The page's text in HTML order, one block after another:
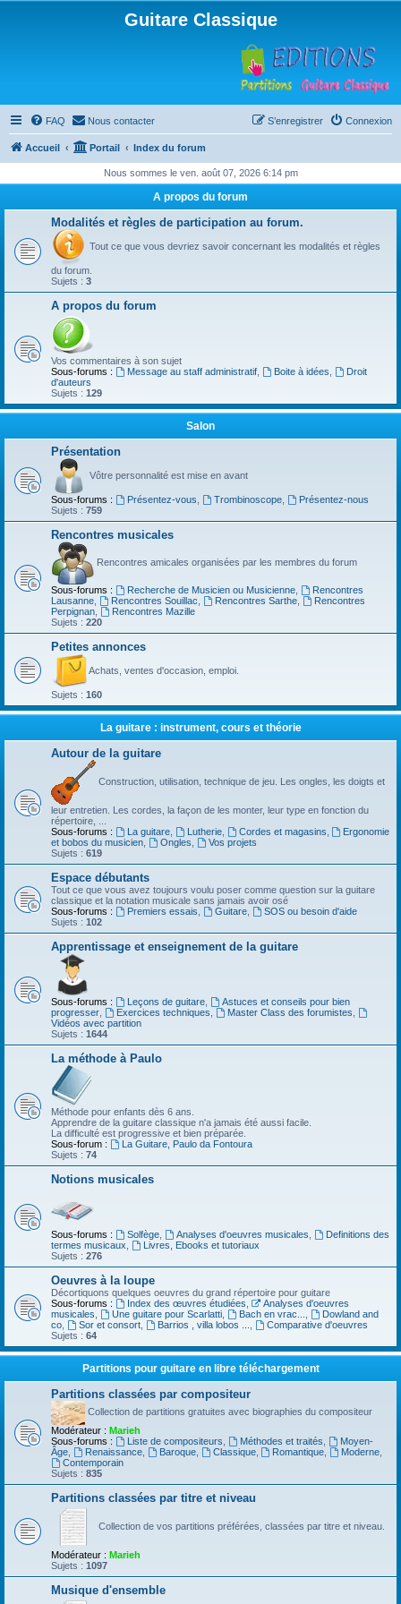
Guitare Classique
FAQ Nous contacter Connexion
S’enregistrer
Accueil Portail Index du forum
Nous sommes le ven. août 07, 2026 6:14 pm
A propos du forum
Modalités et règles de participation au forum.
Tout ce que vous devriez savoir concernant les modalités et règles
du forum.
Sujets : 3
A propos du forum
Vos commentaires à son sujet
Sous-forums :
Message au staff administratif, Boite à idées
Droit
d'auteurs
Sujets : 129
Salon
Présentation
Vôtre personnalité est mise en avant
Sous-forums : Présentez-vous Trombinoscope,
Présentez-nous
Sujets : 759
Rencontres musicales
Rencontres amicales organisées par les membres du forum
Sous-forums : Recherche de Musicien ou Musicienne,
Rencontres
Lausanne
Rencontres Souillac Rencontres Sarthe,
Rencontres
Perpignan
Rencontres Mazille
Sujets : 220
Petites annonces
Achats, ventes d'occasion, emploi.
Sujets : 160
La guitare : instrument, cours et théorie
Autour de la guitare
Construction, utilisation, technique de jeu. Les ongles, les doigts et
leur entretien. Les cordes, la façon de les monter, leur type en fonction du
répertoire, ...
Sous-forums :
La guitare, Lutherie, Cordes et magasins
Ergonomie
et bobos du musicien
Ongles
Vos projets
Sujets : 619
Espace débutants
Tout ce que vous avez toujours voulu poser comme question sur la guitare
classique et la notation musicale sans jamais avoir osé
Sous-forums :
Premiers essais Guitare,
SOS ou besoin d'aide
Sujets : 102
Apprentissage et enseignement de la guitare
Sous-forums : Leçons de guitare,
Astuces et conseils pour bien
progresser
Exercices techniques Master Class des forumistes
Vidéos avec partition
Sujets : 1644
La méthode à Paulo
Méthode pour enfants dès 6 ans.
Apprendre de la guitare classique n'a jamais été aussi facile.
La difficulté est progressive et bien préparée.
Sous-forum :
La Guitare, Paulo da Fontoura
Sujets : 74
Notions musicales
Sous-forums : Solfège, Analyses d'oeuvres musicales
Definitions des
termes musicaux
Livres, Ebooks et tutoriaux
Sujets : 276
Oeuvres à la loupe
Décortiquons quelques oeuvres du grand répertoire pour guitare
Sous-forums :
Index des œuvres étudiées
Analyses d'oeuvres
musicales
Une guitare pour Scarlatti, Bach en vrac...
Dowland and
co
Sor et consort, Barrios , villa lobos ...
Comparative d'oeuvres
Sujets : 64
Partitions pour guitare en libre téléchargement
Partitions classées par compositeur
Collection de partitions gratuites avec biographies du compositeur
Modérateur : Marieh
Sous-forums :
Liste de compositeurs Méthodes et traités
Moyen-
Âge
Renaissance, Baroque, Classique, Romantique Moderne
Contemporain
Sujets : 835
Partitions classées par titre et niveau
Collection de vos partitions préférées, classées par titre et niveau.
Modérateur : Marieh
Sujets : 1097
Musique d'ensemble